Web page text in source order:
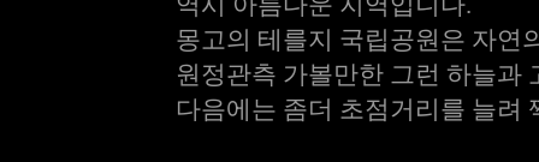
몽고의 테를지 국립공원은 자연
원정관측 가볼만한 그런 하늘과
다음에는 좀더 초점거리를 늘려